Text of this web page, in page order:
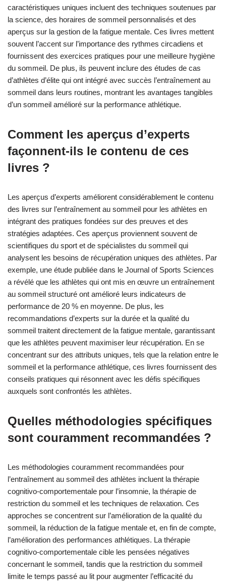
caractéristiques uniques incluent des techniques soutenues par
la science, des horaires de sommeil personnalisés et des
aperçus sur la gestion de la fatigue mentale. Ces livres mettent
souvent l’accent sur l’importance des rythmes circadiens et
fournissent des exercices pratiques pour une meilleure hygiène
du sommeil. De plus, ils peuvent inclure des études de cas
d’athlètes d’élite qui ont intégré avec succès l’entraînement au
sommeil dans leurs routines, montrant les avantages tangibles
d’un sommeil amélioré sur la performance athlétique.
Comment les aperçus d’experts
façonnent-ils le contenu de ces
livres ?
Les aperçus d’experts améliorent considérablement le contenu
des livres sur l’entraînement au sommeil pour les athlètes en
intégrant des pratiques fondées sur des preuves et des
stratégies adaptées. Ces aperçus proviennent souvent de
scientifiques du sport et de spécialistes du sommeil qui
analysent les besoins de récupération uniques des athlètes. Par
exemple, une étude publiée dans le Journal of Sports Sciences
a révélé que les athlètes qui ont mis en œuvre un entraînement
au sommeil structuré ont amélioré leurs indicateurs de
performance de 20 % en moyenne. De plus, les
recommandations d’experts sur la durée et la qualité du
sommeil traitent directement de la fatigue mentale, garantissant
que les athlètes peuvent maximiser leur récupération. En se
concentrant sur des attributs uniques, tels que la relation entre le
sommeil et la performance athlétique, ces livres fournissent des
conseils pratiques qui résonnent avec les défis spécifiques
auxquels sont confrontés les athlètes.
Quelles méthodologies spécifiques
sont couramment recommandées ?
Les méthodologies couramment recommandées pour
l’entraînement au sommeil des athlètes incluent la thérapie
cognitivo-comportementale pour l’insomnie, la thérapie de
restriction du sommeil et les techniques de relaxation. Ces
approches se concentrent sur l’amélioration de la qualité du
sommeil, la réduction de la fatigue mentale et, en fin de compte,
l’amélioration des performances athlétiques. La thérapie
cognitivo-comportementale cible les pensées négatives
concernant le sommeil, tandis que la restriction du sommeil
limite le temps passé au lit pour augmenter l’efficacité du